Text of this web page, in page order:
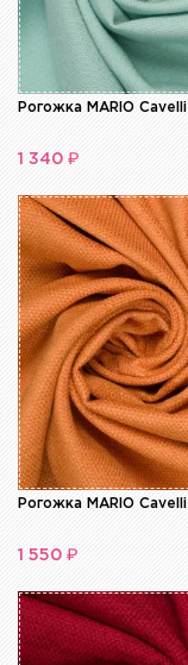
Рогожка MARIO Cavelli
1 340 ₽
Рогожка MARIO Cavelli
1 550 ₽